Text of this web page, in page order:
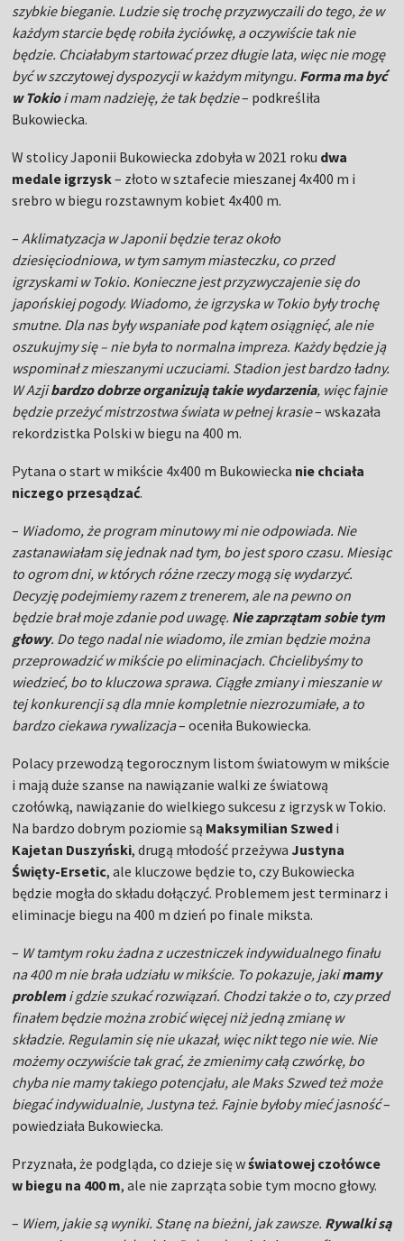
szybkie bieganie. Ludzie się trochę przyzwyczaili do tego, że w
każdym starcie będę robiła życiówkę, a oczywiście tak nie
będzie. Chciałabym startować przez długie lata, więc nie mogę
być w szczytowej dyspozycji w każdym mityngu. Forma ma być
w Tokioi mam nadzieję, że tak będzie– podkreśliła
Bukowiecka.
W stolicy Japonii Bukowiecka zdobyła w 2021 roku dwa
medale igrzysk– złoto w sztafecie mieszanej 4x400 m i
srebro w biegu rozstawnym kobiet 4x400 m.
– Aklimatyzacja w Japonii będzie teraz około
dziesięciodniowa, w tym samym miasteczku, co przed
igrzyskami w Tokio. Konieczne jest przyzwyczajenie się do
japońskiej pogody. Wiadomo, że igrzyska w Tokio były trochę
smutne. Dla nas były wspaniałe pod kątem osiągnięć, ale nie
oszukujmy się – nie była to normalna impreza. Każdy będzie ją
wspominał z mieszanymi uczuciami. Stadion jest bardzo ładny.
W Azjibardzo dobrze organizują takie wydarzenia, więc fajnie
będzie przeżyć mistrzostwa świata w pełnej krasie– wskazała
rekordzistka Polski w biegu na 400 m.
Pytana o start w mikście 4x400 m Bukowiecka nie chciała
niczego przesądzać.
– Wiadomo, że program minutowy mi nie odpowiada. Nie
zastanawiałam się jednak nad tym, bo jest sporo czasu. Miesiąc
to ogrom dni, w których różne rzeczy mogą się wydarzyć.
Decyzję podejmiemy razem z trenerem, ale na pewno on
będzie brał moje zdanie pod uwagę. Nie zaprzątam sobie tym
głowy. Do tego nadal nie wiadomo, ile zmian będzie można
przeprowadzić w mikście po eliminacjach. Chcielibyśmy to
wiedzieć, bo to kluczowa sprawa. Ciągłe zmiany i mieszanie w
tej konkurencji są dla mnie kompletnie niezrozumiałe, a to
bardzo ciekawa rywalizacja– oceniła Bukowiecka.
Polacy przewodzą tegorocznym listom światowym w mikście
i mają duże szanse na nawiązanie walki ze światową
czołówką, nawiązanie do wielkiego sukcesu z igrzysk w Tokio.
Na bardzo dobrym poziomie są Maksymilian Szwed i
Kajetan Duszyński, drugą młodość przeżywa Justyna
Święty-Ersetic, ale kluczowe będzie to, czy Bukowiecka
będzie mogła do składu dołączyć. Problemem jest terminarz i
eliminacje biegu na 400 m dzień po finale miksta.
– W tamtym roku żadna z uczestniczek indywidualnego finału
na 400 m nie brała udziału w mikście. To pokazuje, jakimamy
problem i gdzie szukać rozwiązań. Chodzi także o to, czy przed
finałem będzie można zrobić więcej niż jedną zmianę w
składzie. Regulamin się nie ukazał, więc nikt tego nie wie. Nie
możemy oczywiście tak grać, że zmienimy całą czwórkę, bo
chyba nie mamy takiego potencjału, ale Maks Szwed też może
biegać indywidualnie, Justyna też. Fajnie byłoby mieć jasność–
powiedziała Bukowiecka.
Przyznała, że podgląda, co dzieje się wświatowej czołówce
w biegu na 400 m, ale nie zaprząta sobie tym mocno głowy.
– Wiem, jakie są wyniki. Stanę na bieżni, jak zawsze. Rywalki są